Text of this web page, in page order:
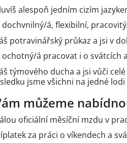
alespoň jedním cizím
dochvnilný/á, flexibilní,
potravinářský průkaz a jsi v
ochotný/á pracovat i o svátcích
týmového ducha a jsi vůči
jsme všichni na jedné lodi
můžeme
oficiální měsíční mzdu v
za práci o víkendech a